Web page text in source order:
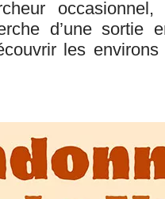
d’une sortie
les